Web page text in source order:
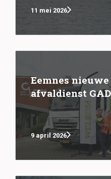
11 mei 2026
Eemnes
afvaldienst GAD
9 april 2026